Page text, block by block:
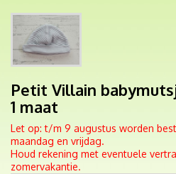
Petit Villain
1 maat
Let op: t/m 9 augustus worden
maandag en vrijdag.
Houd rekening met eventuele
zomervakantie.